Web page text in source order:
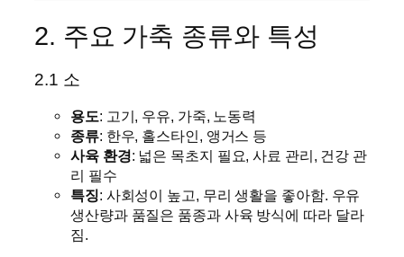
2. 주요 가축 종류와 특성
2.1 소
용도: 고기, 우유, 가죽, 노동력
종류: 한우, 홀스타인, 앵거스 등
사육 환경: 넓은 목초지 필요, 사료 관리, 건강 관
리 필수
특징: 사회성이 높고, 무리 생활을 좋아함. 우유
생산량과 품질은 품종과 사육 방식에 따라 달라
짐.